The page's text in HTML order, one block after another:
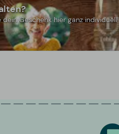
Geschenk hier ganz individuell!